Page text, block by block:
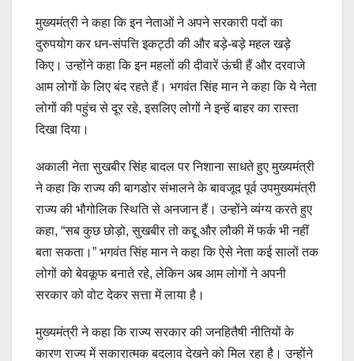
मुख्यमंत्री ने कहा कि इन नेताओं ने अपने सरकारी पदों का
दुरुपयोग कर धन-संपत्ति इकट्ठी की और बड़े-बड़े महल खड़े
किए। उन्होंने कहा कि इन महलों की दीवारें ऊंची हैं और दरवाजे
आम लोगों के लिए बंद रहते हैं। भगवंत सिंह मान ने कहा कि ये नेता
लोगों की पहुंच से दूर रहे, इसलिए लोगों ने इन्हें बाहर का रास्ता
दिखा दिया।
अकाली नेता सुखबीर सिंह बादल पर निशाना साधते हुए मुख्यमंत्री
ने कहा कि राज्य की बागडोर संभालने के बावजूद पूर्व उपमुख्यमंत्री
राज्य की भौगोलिक स्थिति से अनजान हैं। उन्होंने व्यंग्य करते हुए
कहा, “सब कुछ छोड़ो, सुखबीर तो कद्दू और लौकी में फर्क भी नहीं
बता सकता।” भगवंत सिंह मान ने कहा कि ऐसे नेता कई सालों तक
लोगों को बेवकूफ बनाते रहे, लेकिन अब आम लोगों ने अपनी
सरकार को वोट देकर सत्ता में लाया है।
मुख्यमंत्री ने कहा कि राज्य सरकार की जनहितैषी नीतियों के
कारण राज्य में सकारात्मक बदलाव देखने को मिल रहा है। उन्होंने